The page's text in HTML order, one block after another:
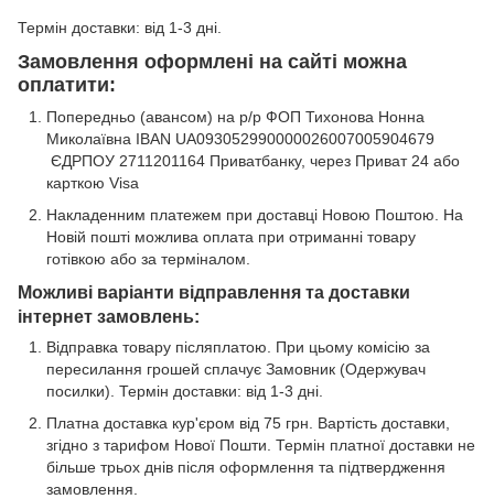
Термін доставки: від 1-3 дні.
Замовлення оформлені на сайті можна
оплатити:
Попередньо (авансом) на р/р ФОП Тихонова Нонна
Миколаївна IBAN UA093052990000026007005904679
ЄДРПОУ 2711201164 Приватбанку, через Приват 24 або
карткою Visa
Накладенним платежем при доставці Новою Поштою. На
Новій пошті можлива оплата при отриманні товару
готівкою або за терміналом.
Можливі варіанти відправлення та доставки
інтернет замовлень:
Відправка товару післяплатою. При цьому комісію за
пересилання грошей сплачує Замовник (Одержувач
посилки). Термін доставки: від 1-3 дні.
Платна доставка кур'єром від 75 грн. Вартість доставки,
згідно з тарифом Нової Пошти. Термін платної доставки не
більше трьох днів після оформлення та підтвердження
замовлення.